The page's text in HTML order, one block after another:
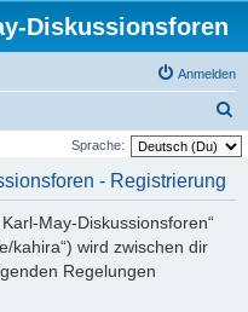
Diskussionsforen
Anmelden
u
Sprache:
- Registrierung
May-Diskussionsforen“
kahira“) wird zwischen dir
Regelungen